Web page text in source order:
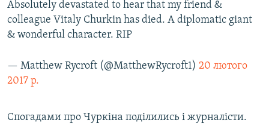
Absolutely devastated to hear that my friend &
colleague Vitaly Churkin has died. A diplomatic giant
& wonderful character. RIP
— Matthew Rycroft (@MatthewRycroft1) 20 лютого
2017 р.
Спогадами про Чуркіна поділились і журналісти.